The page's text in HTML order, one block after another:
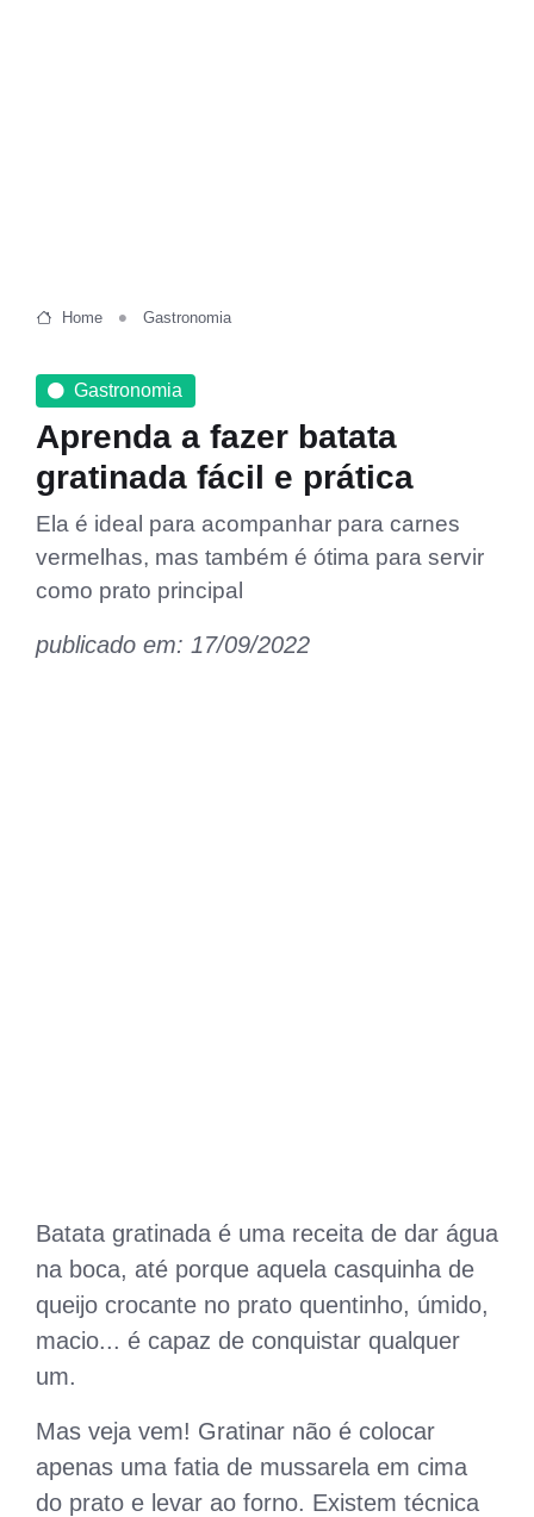
Home Gastronomia
Gastronomia
Aprenda a fazer batata
gratinada fácil e prática
Ela é ideal para acompanhar para carnes
vermelhas, mas também é ótima para servir
como prato principal
publicado em: 17/09/2022
Batata gratinada é uma receita de dar água
na boca, até porque aquela casquinha de
queijo crocante no prato quentinho, úmido,
macio... é capaz de conquistar qualquer
um.
Mas veja vem! Gratinar não é colocar
apenas uma fatia de mussarela em cima
do prato e levar ao forno. Existem técnica